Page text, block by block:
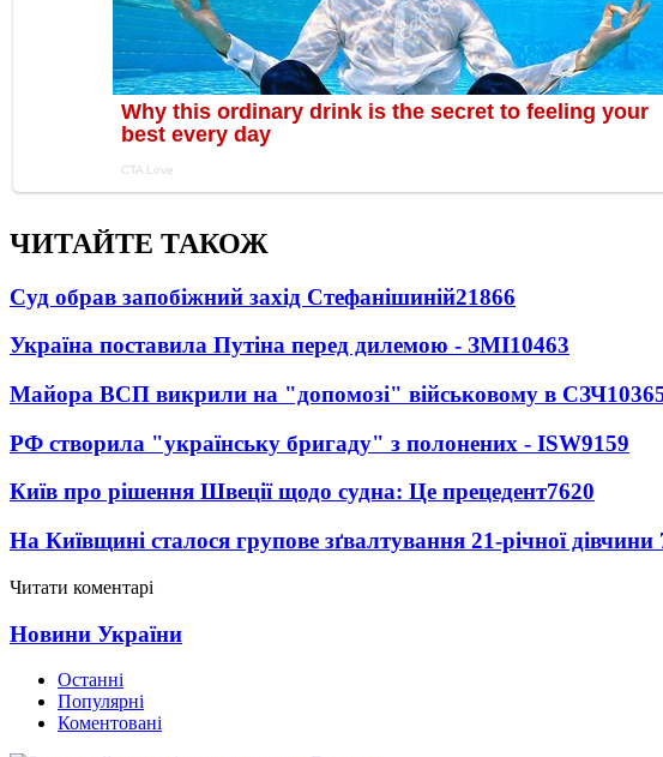
ЧИТАЙТЕ ТАКОЖ
Суд обрав запобіжний захід Стефанішиній21866
Україна поставила Путіна перед дилемою - ЗМІ10463
Майора ВСП викрили на "допомозі" військовому в СЗЧ
РФ створила "українську бригаду" з полонених - ISW9159
Київ про рішення Швеції щодо судна: Це прецедент7620
На Київщині сталося групове зґвалтування 21-річної дівчини
Читати коментарі
Новини України
Останні
Популярні
Коментовані